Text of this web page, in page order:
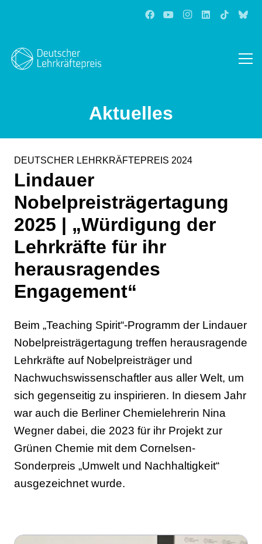
Aktuelles
DEUTSCHER LEHRKRÄFTEPREIS 2024
Lindauer
Nobelpreisträgertagung
2025 | „Würdigung der
Lehrkräfte für ihr
herausragendes
Engagement“
Beim „Teaching Spirit“-Programm der Lindauer
Nobelpreisträgertagung treffen herausragende
Lehrkräfte auf Nobelpreisträger und
Nachwuchswissenschaftler aus aller Welt, um
sich gegenseitig zu inspirieren. In diesem Jahr
war auch die Berliner Chemielehrerin Nina
Wegner dabei, die 2023 für ihr Projekt zur
Grünen Chemie mit dem Cornelsen-
Sonderpreis „Umwelt und Nachhaltigkeit“
ausgezeichnet wurde.